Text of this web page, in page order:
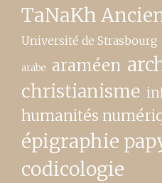
TaNaKh
Université de Strasbourg
arabe araméen
christianisme
humanités
épigraphie
codicologie